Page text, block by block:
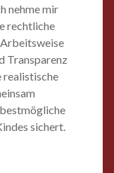
nehme mir
rechtliche
Transparenz
realistische
sichert.